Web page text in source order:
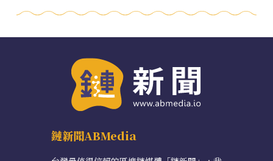
鏈新聞ABMedia